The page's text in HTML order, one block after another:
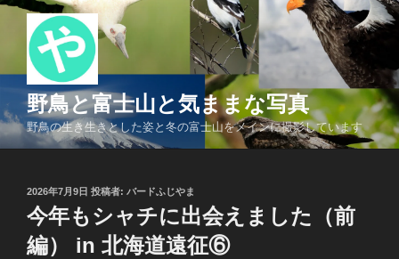
コ
ン
へ
ス
野鳥と富士山と気ままな写真
野鳥の生き生きとした姿と冬の富士山をメインに撮影しています
投
稿
日:
2026年7月9日 投稿者: バードふじやま
今年もシャチに出会えました（前
編） in 北海道遠征⑥